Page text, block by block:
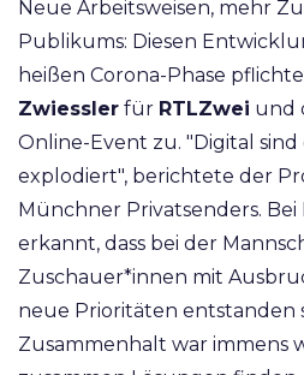
Neue Arbeitsweisen, mehr
Publikums: Diesen
heißen Corona-Phase
Zwiessler für RTLZwei und
Online-Event zu. "Digital
explodiert", berichtete der
Münchner Privatsenders.
erkannt, dass bei der
Zuschauer*innen mit
neue Prioritäten entstanden
Zusammenhalt war immens